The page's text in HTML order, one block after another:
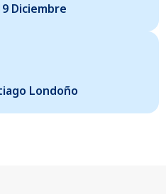
Diciembre
Londoño